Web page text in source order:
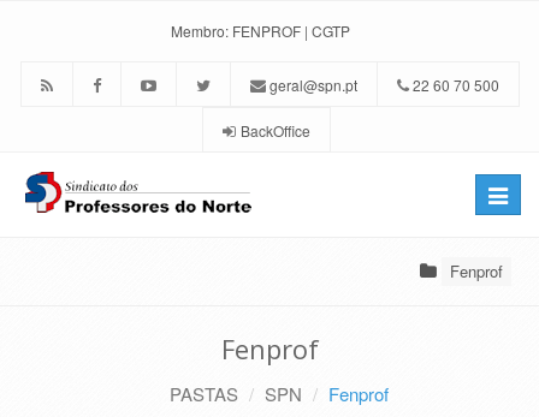
Membro: FENPROF | CGTP
geral@spn.pt 22 60 70 500
BackOffice
Toggle
Fenprof
Fenprof
PASTAS SPN Fenprof